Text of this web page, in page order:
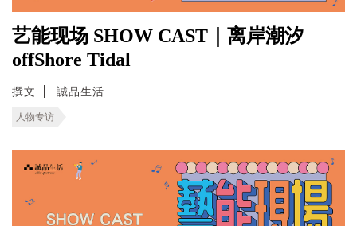
艺能现场 SHOW CAST｜离岸潮汐
offShore Tidal
撰文 誠品生活
人物专访